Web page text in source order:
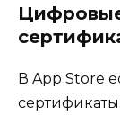
В App Store